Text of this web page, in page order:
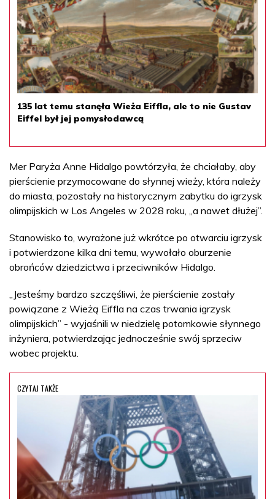
135 lat temu stanęła Wieża Eiffla, ale to nie Gustav
Eiffel był jej pomysłodawcą
Mer Paryża Anne Hidalgo powtórzyła, że chciałaby, aby
pierścienie przymocowane do słynnej wieży, która należy
do miasta, pozostały na historycznym zabytku do igrzysk
olimpijskich w Los Angeles w 2028 roku, „a nawet dłużej”.
Stanowisko to, wyrażone już wkrótce po otwarciu igrzysk
i potwierdzone kilka dni temu, wywołało oburzenie
obrońców dziedzictwa i przeciwników Hidalgo.
„Jesteśmy bardzo szczęśliwi, że pierścienie zostały
powiązane z Wieżą Eiffla na czas trwania igrzysk
olimpijskich” - wyjaśnili w niedzielę potomkowie słynnego
inżyniera, potwierdzając jednocześnie swój sprzeciw
wobec projektu.
CZYTAJ TAKŻE